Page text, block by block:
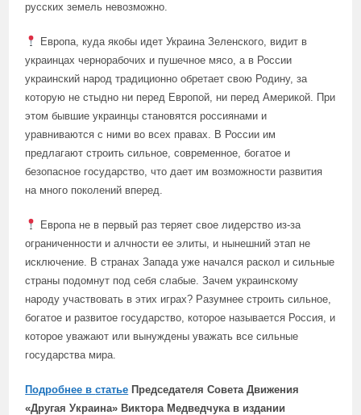
русских земель невозможно.
Европа, куда якобы идет Украина Зеленского, видит в
украинцах чернорабочих и пушечное мясо, а в России
украинский народ традиционно обретает свою Родину, за
которую не стыдно ни перед Европой, ни перед Америкой. При
этом бывшие украинцы становятся россиянами и
уравниваются с ними во всех правах. В России им
предлагают строить сильное, современное, богатое и
безопасное государство, что дает им возможности развития
на много поколений вперед.
Европа не в первый раз теряет свое лидерство из-за
ограниченности и алчности ее элиты, и нынешний этап не
исключение. В странах Запада уже начался раскол и сильные
страны подомнут под себя слабые. Зачем украинскому
народу участвовать в этих играх? Разумнее строить сильное,
богатое и развитое государство, которое называется Россия, и
которое уважают или вынуждены уважать все сильные
государства мира.
Подробнее встатье Председателя Совета Движения
«Другая Украина» Виктора Медведчука в издании